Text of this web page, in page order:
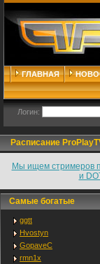
ГЛАВНАЯ
Логин:
Расписание
Мы ищем стримеров
и
Самые богатые
ggtt
Hvostyn
GopaveC
rmn1x